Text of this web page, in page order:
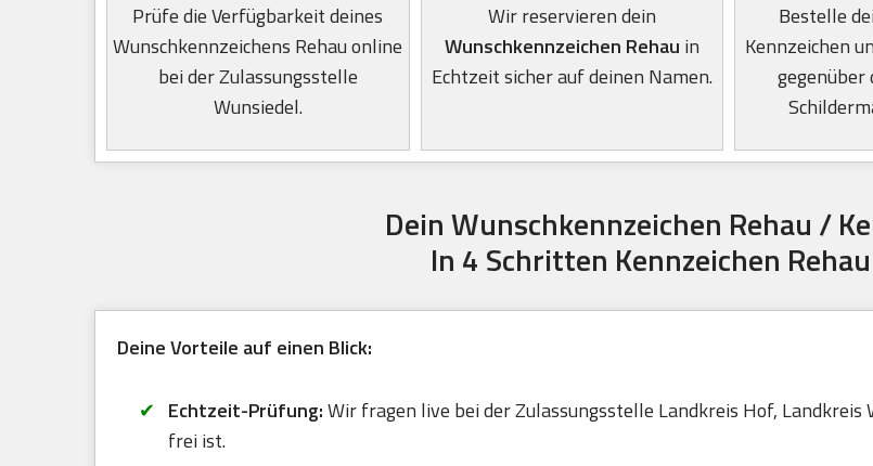
Prüfe die Verfügbarkeit deines
Wunschkennzeichens Rehau online
bei der Zulassungsstelle
Wunsiedel.
Wir reservieren dein
Wunschkennzeichen Rehau in
Echtzeit sicher auf deinen Namen.
Bestelle
Kennzeichen
gegenüber
Dein Wunschkennzeichen Rehau /
In 4 Schritten Kennzeichen
Deine Vorteile auf einen Blick:
Echtzeit-Prüfung:Wir fragen live bei der Zulassungsstelle Landkreis Hof,
frei ist.